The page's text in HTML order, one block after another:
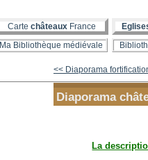
Carte châteauxFrance
Ma Bibliothèque médiévale
<< Diaporama
Diaporama
La